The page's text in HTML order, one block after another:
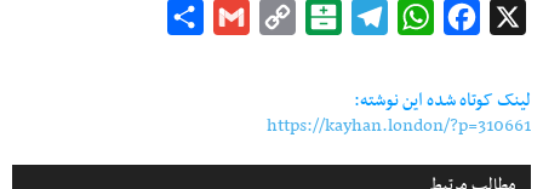
Facebook
WhatsApp
Telegram
Balatarin
Copy
Gmail
لینک کوتاه شده این نوشته:
https://kayhan.london/?p=310661